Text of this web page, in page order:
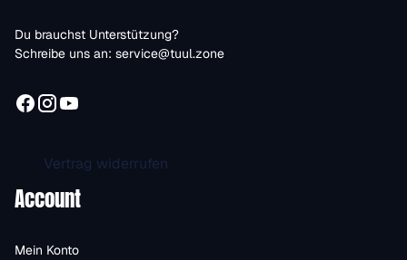
Du brauchst Unterstützung?
Schreibe uns an: service@tuul.zone
Vertrag widerrufen
Account
Mein Konto